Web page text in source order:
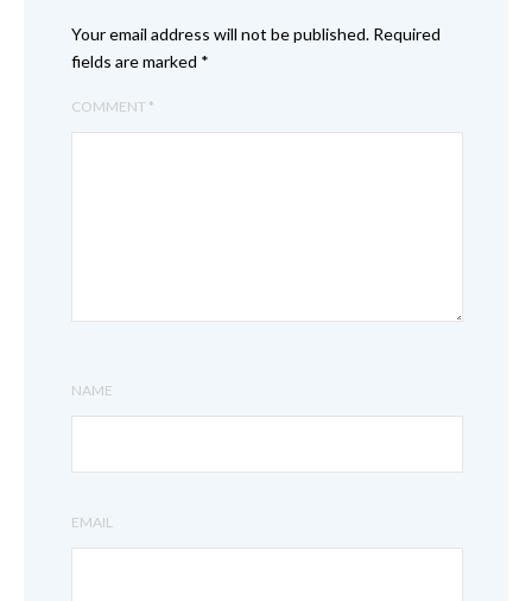
Your email address will not be published. Required
fields are marked *
COMMENT *
NAME
EMAIL